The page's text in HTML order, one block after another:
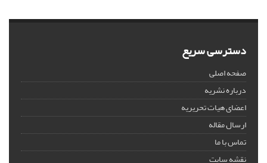
دسترسی سریع
صفحه اصلی
درباره نشریه
اعضای هیات تحریریه
ارسال مقاله
تماس با ما
نقشه سایت